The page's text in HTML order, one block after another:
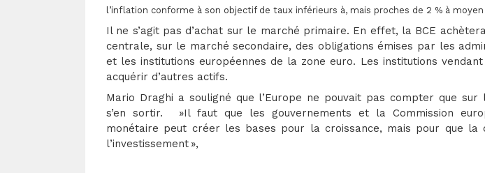
l’inflation conforme à son objectif de taux inférieurs à, mais proches de 2 % à
Il ne s’agit pas d’achat sur le marché primaire. En effet, la BCE
centrale, sur le marché secondaire, des obligations émises par les
et les institutions européennes de la zone euro. Les institutions
acquérir d’autres actifs.
Mario Draghi a souligné que l’Europe ne pouvait pas compter que
s’en sortir. »Il faut que les gouvernements et la Commission
monétaire peut créer les bases pour la croissance, mais pour que la
l’investissement »,